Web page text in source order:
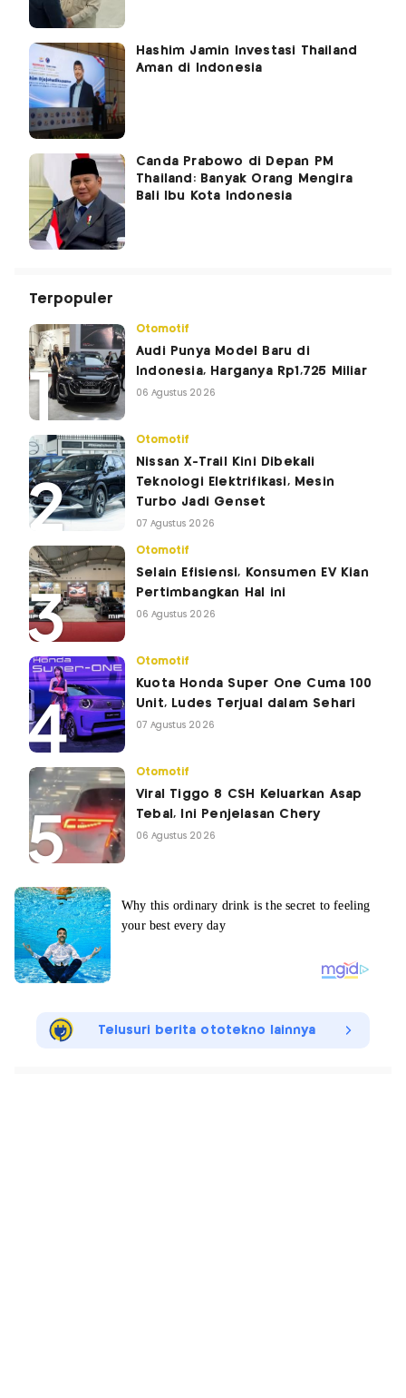
Hashim Jamin Investasi Thailand
Aman di Indonesia
Canda Prabowo di Depan PM
Thailand: Banyak Orang Mengira
Bali Ibu Kota Indonesia
Terpopuler
Otomotif
Audi Punya Model Baru di
Indonesia, Harganya Rp1,725 Miliar
06 Agustus 2026
Otomotif
Nissan X-Trail Kini Dibekali
Teknologi Elektrifikasi, Mesin
Turbo Jadi Genset
07 Agustus 2026
Otomotif
Selain Efisiensi, Konsumen EV Kian
Pertimbangkan Hal ini
06 Agustus 2026
Otomotif
Kuota Honda Super One Cuma 100
Unit, Ludes Terjual dalam Sehari
07 Agustus 2026
Otomotif
Viral Tiggo 8 CSH Keluarkan Asap
Tebal, Ini Penjelasan Chery
06 Agustus 2026
Telusuri berita ototekno lainnya